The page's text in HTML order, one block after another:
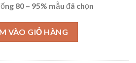
80 – 95% mẫu đã chọn
VÀO GIỎ HÀNG